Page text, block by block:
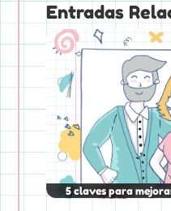
Entradas
5 claves para